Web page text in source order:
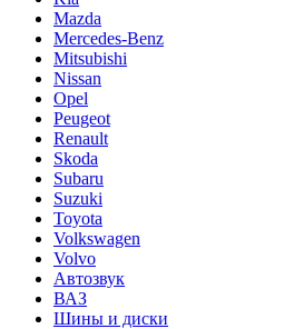
Mazda
Mercedes-Benz
Mitsubishi
Nissan
Opel
Peugeot
Renault
Skoda
Subaru
Suzuki
Toyota
Volkswagen
Volvo
Автозвук
ВАЗ
Шины и диски